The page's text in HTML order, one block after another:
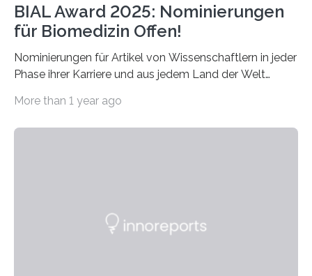
BIAL Award 2025: Nominierungen
für Biomedizin Offen!
Nominierungen für Artikel von Wissenschaftlern in jeder
Phase ihrer Karriere und aus jedem Land der Welt
Leben gerufen, um die bemerkenswertesten
Foundation, des BIAL Award in Biomedicine ist in
More than 1 year ago